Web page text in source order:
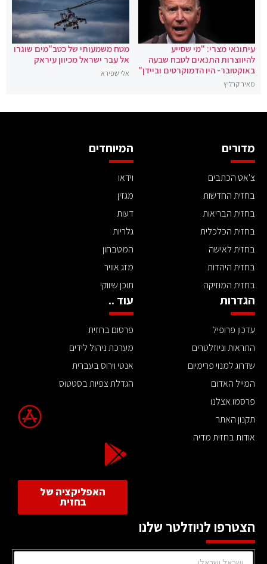
עיתונאי מצרי: "מי שסייע
להיווצרות התנאים לטבח שבעה
באוקטובר- היו הדמוקרטים וביידן"
מאיר קרליץ
מטח משמעותי של כטב"מים שוגרו
אל עבר ישראל מכיוון עיראק
אלי שפירא
מדורים
צ'אט הכתבים
בחזית החדשות
בחזית הבריאות
בחזית הכלכלית
בחזית לאישה
בחזית היהדות
בחזית המוזיקה
המיוחדים
וידאו
מגזין
דעות
גלריות
המטבחון
מזג אוויר
תוכן שיווקי
הגדרות
עדכון פרופיל
התראות וניוזלטרים
שדרוג למנוי פרימיום
המייל האדום
פרסמו אצלנו
תקנון האתר
אודות בחזית מדיה
עוד ..
פרסום בחזית
מערכת ניהול לידים
אנטי וירוס בעברית
הגדלת צפיות בסטטוס
האפליקציה של
בחזית
הצטרפו לניוזלטר שלנו